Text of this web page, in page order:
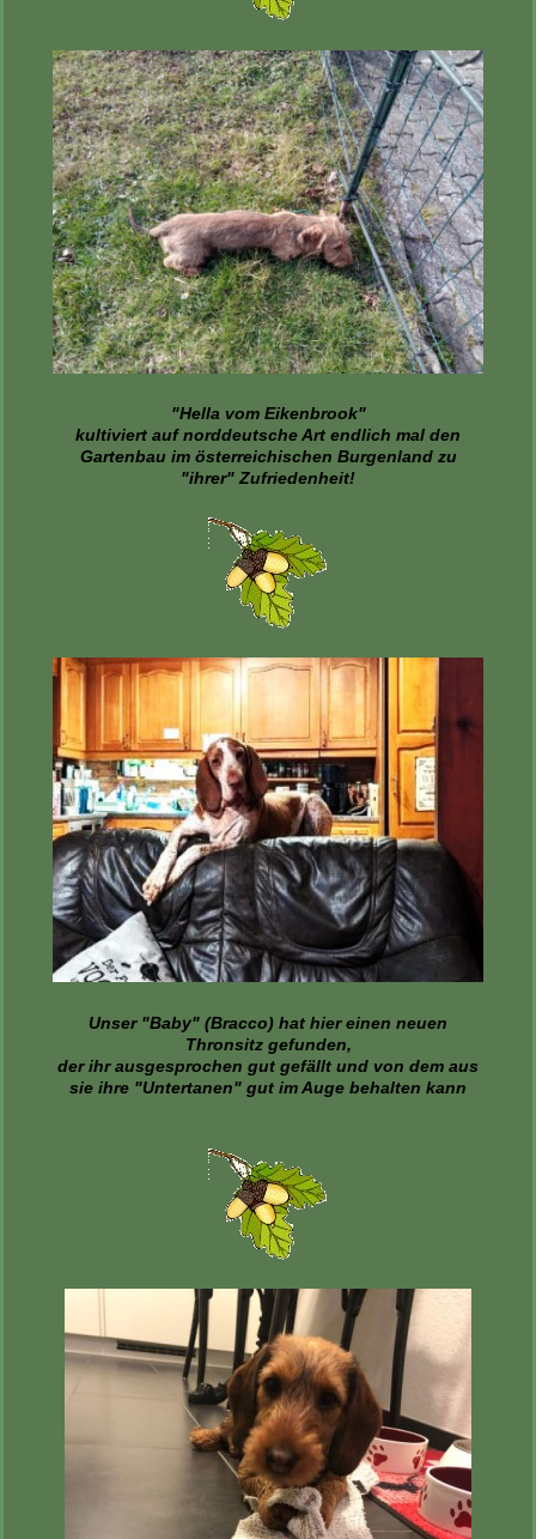
"Hella vom Eikenbrook"
kultiviert auf norddeutsche Art endlich mal den
Gartenbau im österreichischen Burgenland zu
"ihrer" Zufriedenheit!
Unser "Baby" (Bracco) hat hier einen neuen
Thronsitz gefunden,
der ihr ausgesprochen gut gefällt und von dem aus
sie ihre "Untertanen" gut im Auge behalten kann